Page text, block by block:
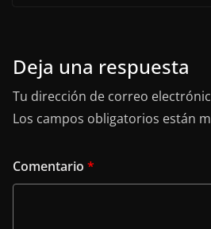
Deja una respuesta
Tu dirección de correo
Los campos obligatorios están
Comentario *